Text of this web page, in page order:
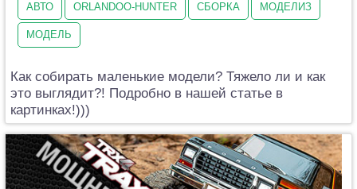
АВТО ORLANDOO-HUNTER СБОРКА МОДЕЛИЗ
МОДЕЛЬ
Как собирать маленькие модели? Тяжело ли и как
это выглядит?! Подробно в нашей статье в
картинках!)))